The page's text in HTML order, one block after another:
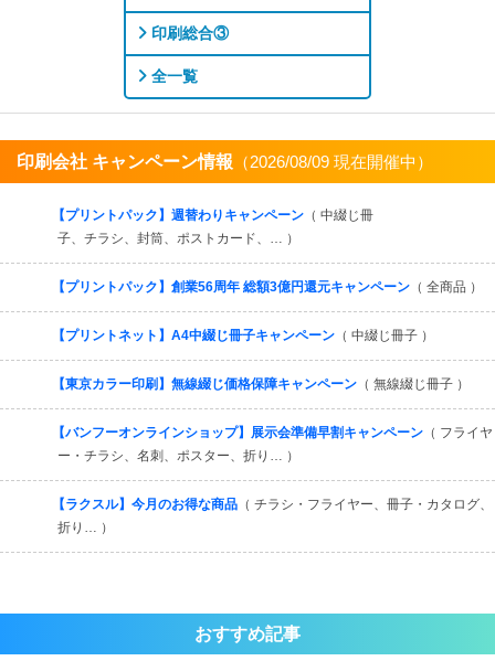
印刷総合③
全一覧
印刷会社 キャンペーン情報 （2026/08/09 現在開催中）
【プリントパック】週替わりキャンペーン （ 中綴じ冊
子、チラシ、封筒、ポストカード、… ）
【プリントパック】創業56周年 総額3億円還元キャンペーン （ 全商品 ）
【プリントネット】A4中綴じ冊子キャンペーン （ 中綴じ冊子 ）
【東京カラー印刷】無線綴じ価格保障キャンペーン （ 無線綴じ冊子 ）
【バンフーオンラインショップ】展示会準備早割キャンペーン （ フライヤ
ー・チラシ、名刺、ポスター、折り… ）
【ラクスル】今月のお得な商品 （ チラシ・フライヤー、冊子・カタログ、
折り… ）
おすすめ記事